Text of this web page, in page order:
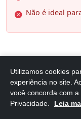
Não é ideal
6. Pincel
Gramp
Utilizamos cookies
experiência no site.
você concorda com
Privacidade.
Leia